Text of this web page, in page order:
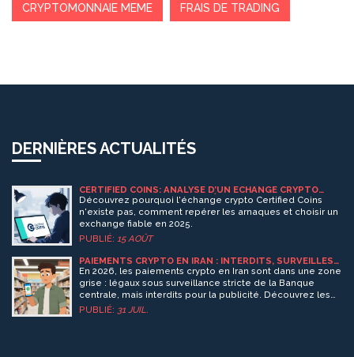
CRYPTOMONNAIE MEME FRAIS DE TRADING
DERNIÈRES ACTUALITÉS
CERTIFIED COINS: ANALYSE D’UN ÉCHANGE CRYPTO
INEXISTANT ET GUIDE DE PRÉVENTION
Découvrez pourquoi l'échange crypto Certified Coins
n'existe pas, comment repérer les arnaques et choisir un
exchange fiable en 2025.
PUBLIÉ: 15 AOÛT
PAIEMENTS CRYPTO EN IRAN : INTERDITS, SURVEILLÉS
OU POSSIBLES EN 2026 ?
En 2026, les paiements crypto en Iran sont dans une zone
grise : légaux sous surveillance stricte de la Banque
centrale, mais interdits pour la publicité. Découvrez les
règles actuelles.
PUBLIÉ: 31 JUIL.